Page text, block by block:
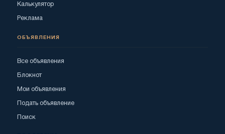
Калькулятор
Реклама
ОБЪЯВЛЕНИЯ
Все объявления
Блокнот
Мои объявления
Подать объявление
Поиск